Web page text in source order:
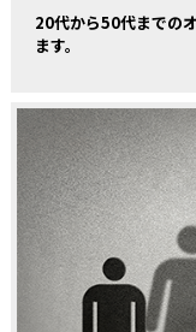
20代から50代までの
ます。